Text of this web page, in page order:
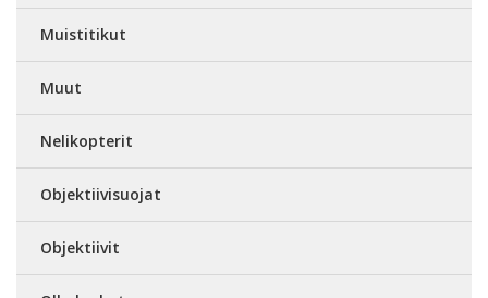
Muistitikut
Muut
Nelikopterit
Objektiivisuojat
Objektiivit